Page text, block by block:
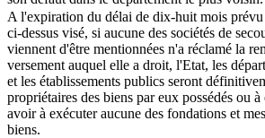
A l'expiration du délai de dix-huit mois prévu
ci-dessus visé, si aucune des sociétés de
viennent d'être mentionnées n'a réclamé la
versement auquel elle a droit, l'Etat, les
et les établissements publics seront
propriétaires des biens par eux possédés ou
avoir à exécuter aucune des fondations et
biens.